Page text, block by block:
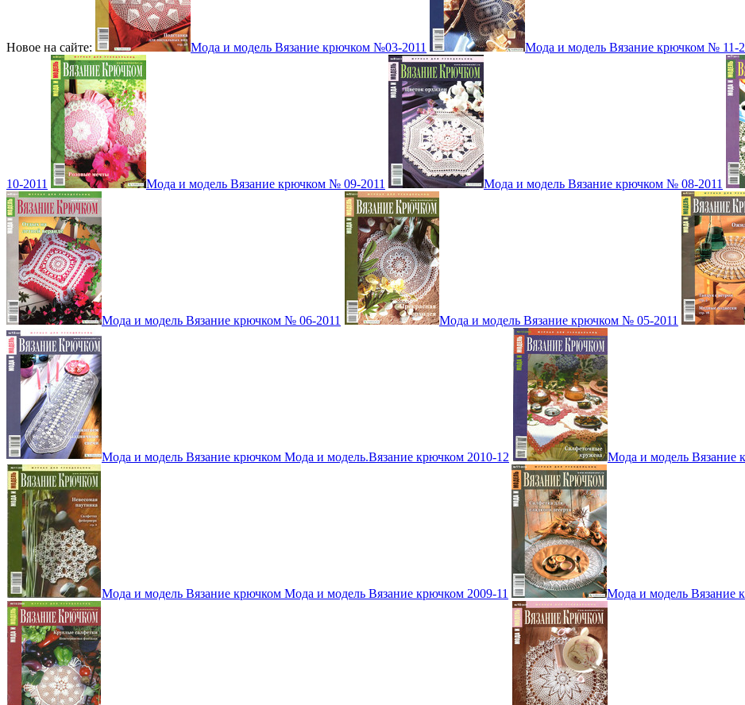
Новое на сайте: Мода и модель Вязание крючком №03-2011 Мода и модель Вязание крючком № 11-
10-2011 Мода и модель Вязание крючком № 09-2011 Мода и модель Вязание крючком № 08-2011
Мода и модель Вязание крючком № 06-2011 Мода и модель Вязание крючком № 05-2011
Мода и модель Вязание крючком Мода и модель.Вязание крючком 2010-12 Мода и модель Вязание
Мода и модель Вязание крючком Мода и модель Вязание крючком 2009-11 Мода и модель Вязание